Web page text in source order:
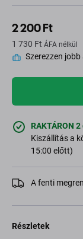
2 200 Ft
1 730 Ft ÁFA nélkül
Szerezzen
RAKTÁRON 2
Kiszállítás a
15:00 előtt)
A fenti
Részletek